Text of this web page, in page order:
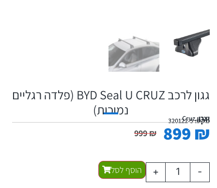
גגון לרכב BYD Seal U CRUZ (פלדה רגליים
נמוכות)
יצרן:Cruzמקט:320122-5
999₪ 899 ₪
-
+ הוסף לסל